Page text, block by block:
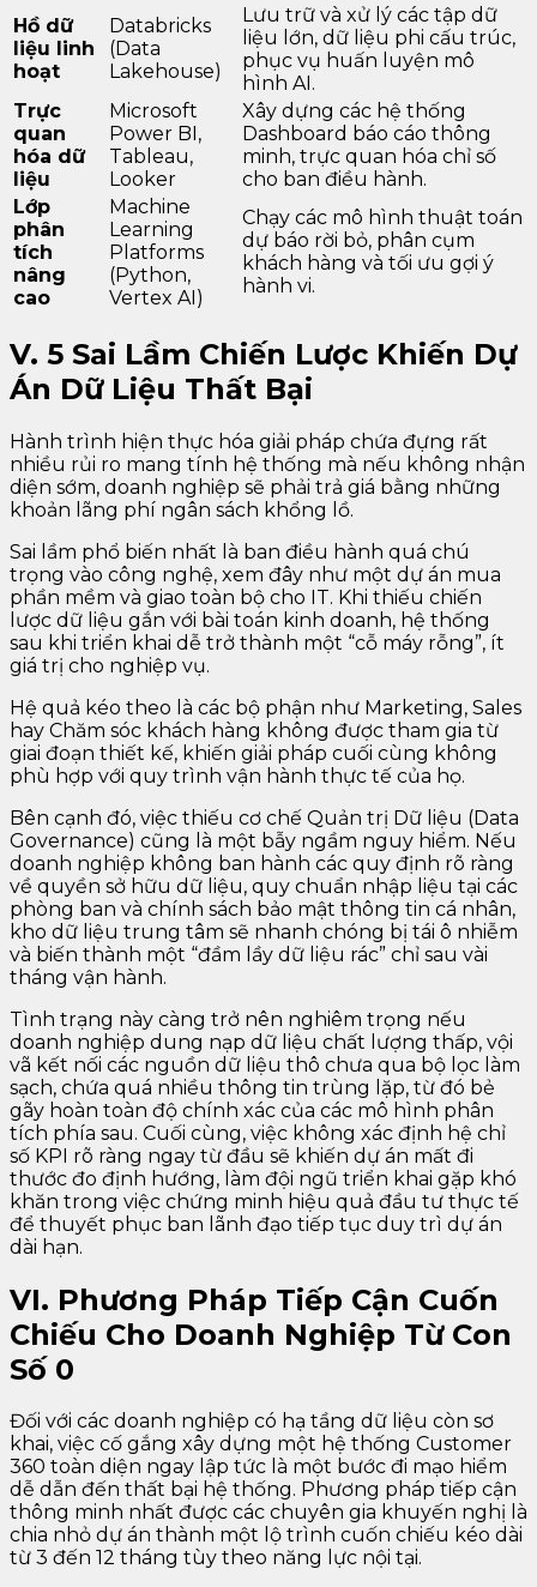
Hồ dữ
liệu linh
hoạt
Databricks
(Data
Lakehouse)
Lưu trữ và xử lý các tập dữ
liệu lớn, dữ liệu phi cấu trúc,
phục vụ huấn luyện mô
hình AI.
Trực
quan
hóa dữ
liệu
Microsoft
Power BI,
Tableau,
Looker
Xây dựng các hệ thống
Dashboard báo cáo thông
minh, trực quan hóa chỉ số
cho ban điều hành.
Lớp
phân
tích
nâng
cao
Machine
Learning
Platforms
(Python,
Vertex AI)
Chạy các mô hình thuật toán
dự báo rời bỏ, phân cụm
khách hàng và tối ưu gợi ý
hành vi.
V. 5 Sai Lầm Chiến Lược Khiến Dự
Án Dữ Liệu Thất Bại
Hành trình hiện thực hóa giải pháp chứa đựng rất
nhiều rủi ro mang tính hệ thống mà nếu không nhận
diện sớm, doanh nghiệp sẽ phải trả giá bằng những
khoản lãng phí ngân sách khổng lồ.
Sai lầm phổ biến nhất là ban điều hành quá chú
trọng vào công nghệ, xem đây như một dự án mua
phần mềm và giao toàn bộ cho IT. Khi thiếu chiến
lược dữ liệu gắn với bài toán kinh doanh, hệ thống
sau khi triển khai dễ trở thành một “cỗ máy rỗng”, ít
giá trị cho nghiệp vụ.
Hệ quả kéo theo là các bộ phận như Marketing, Sales
hay Chăm sóc khách hàng không được tham gia từ
giai đoạn thiết kế, khiến giải pháp cuối cùng không
phù hợp với quy trình vận hành thực tế của họ.
Bên cạnh đó, việc thiếu cơ chế Quản trị Dữ liệu (Data
Governance) cũng là một bẫy ngầm nguy hiểm. Nếu
doanh nghiệp không ban hành các quy định rõ ràng
về quyền sở hữu dữ liệu, quy chuẩn nhập liệu tại các
phòng ban và chính sách bảo mật thông tin cá nhân,
kho dữ liệu trung tâm sẽ nhanh chóng bị tái ô nhiễm
và biến thành một “đầm lầy dữ liệu rác” chỉ sau vài
tháng vận hành.
Tình trạng này càng trở nên nghiêm trọng nếu
doanh nghiệp dung nạp dữ liệu chất lượng thấp, vội
vã kết nối các nguồn dữ liệu thô chưa qua bộ lọc làm
sạch, chứa quá nhiều thông tin trùng lặp, từ đó bẻ
gãy hoàn toàn độ chính xác của các mô hình phân
tích phía sau. Cuối cùng, việc không xác định hệ chỉ
số KPI rõ ràng ngay từ đầu sẽ khiến dự án mất đi
thước đo định hướng, làm đội ngũ triển khai gặp khó
khăn trong việc chứng minh hiệu quả đầu tư thực tế
để thuyết phục ban lãnh đạo tiếp tục duy trì dự án
dài hạn.
VI. Phương Pháp Tiếp Cận Cuốn
Chiếu Cho Doanh Nghiệp Từ Con
Số 0
Đối với các doanh nghiệp có hạ tầng dữ liệu còn sơ
khai, việc cố gắng xây dựng một hệ thống Customer
360 toàn diện ngay lập tức là một bước đi mạo hiểm
dễ dẫn đến thất bại hệ thống. Phương pháp tiếp cận
thông minh nhất được các chuyên gia khuyến nghị là
chia nhỏ dự án thành một lộ trình cuốn chiếu kéo dài
từ 3 đến 12 tháng tùy theo năng lực nội tại.